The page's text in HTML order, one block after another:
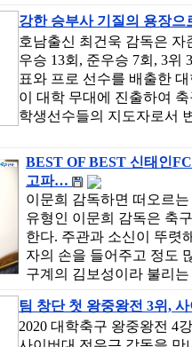
강한 승부사 기질의 용장
호남출신 최건욱 감독은 자
우승 13회, 준우승 7회, 3위
표와 프로 선수를 배출한
이 대학 무대에 진출하여
학생선수들의 지도자로서
BEST OF BEST 신태인
고파…
이문희 감독하면 떠오르
유형인 이문희 감독은 축
한다. 주관과 소신이 뚜렷
자의 손을 들어주고 정도
구계의 김보성이라 불리
팀 창단 첫 왕중왕전 3위,
2020 대학축구 왕중왕전 4